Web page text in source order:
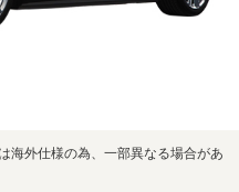
海外仕様の為、一部異なる場合があ